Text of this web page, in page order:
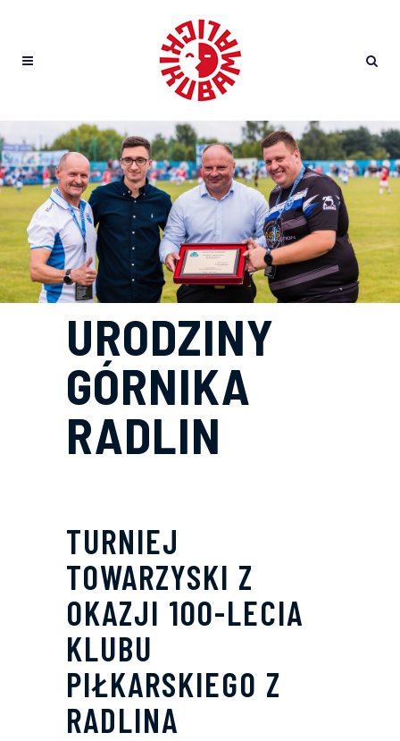
URODZINY
GÓRNIKA
RADLIN
TURNIEJ
TOWARZYSKI Z
OKAZJI 100-LECIA
KLUBU
PIŁKARSKIEGO Z
RADLINA